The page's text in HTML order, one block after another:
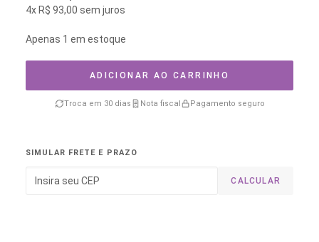
4x R$ 93,00 sem juros
Apenas 1 em estoque
ADICIONAR AO CARRINHO
Troca em 30 dias Nota fiscal Pagamento seguro
SIMULAR FRETE E PRAZO
CALCULAR